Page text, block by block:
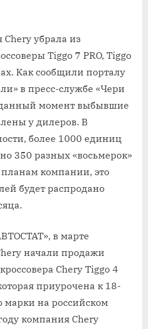
убрала из
Tiggo 7 PRO, Tiggo
Как сообщили порталу
в пресс-службе «Чери
момент выбывшие
у дилеров. В
более 1000 единиц
350 разных «восьмерок»
планам компании, это
будет распродано
в марте
начали продажи
Chery Tiggo 4
приурочена к 18-
марки на российском
компания Chery